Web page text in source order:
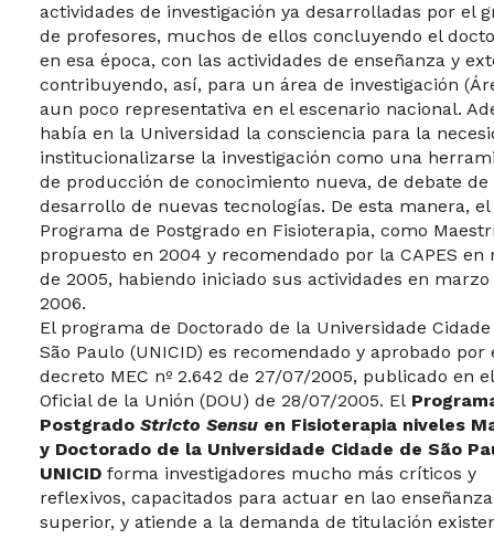
actividades de investigación ya desarrolladas por el
de profesores, muchos de ellos concluyendo el
en esa época, con las actividades de enseñanza y
contribuyendo, así, para un área de investigación
aun poco representativa en el escenario nacional.
había en la Universidad la consciencia para la
institucionalizarse la investigación como una
de producción de conocimiento nueva, de debate de
desarrollo de nuevas tecnologías. De esta manera, el
Programa de Postgrado en Fisioterapia, como
propuesto en 2004 y recomendado por la CAPES en
de 2005, habiendo iniciado sus actividades en marzo
2006.
El programa de Doctorado de la Universidade
São Paulo (UNICID) es recomendado y aprobado por
decreto MEC nº 2.642 de 27/07/2005, publicado en
Oficial de la Unión (DOU) de 28/07/2005. El
Postgrado Stricto Sensu en Fisioterapia niveles
y Doctorado de la Universidade Cidade de São
UNICID forma investigadores mucho más críticos y
reflexivos, capacitados para actuar en lao enseñanza
superior, y atiende a la demanda de titulación